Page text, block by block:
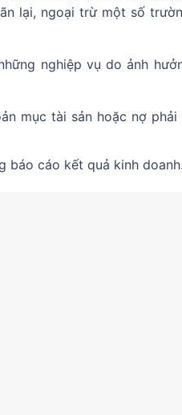
lại, ngoại trừ một số
nghiệp vụ do ảnh
mục tài sản hoặc nợ phải
báo cáo kết quả kinh doanh.